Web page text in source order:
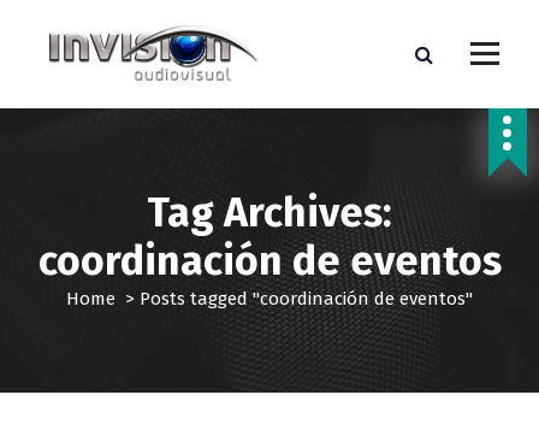
Tag Archives:
coordinación de eventos
Home > Posts tagged "coordinación de eventos"